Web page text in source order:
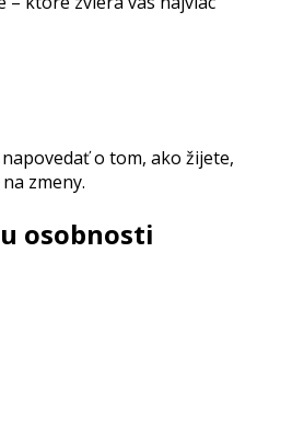
o tom, ako žijete,
zmeny.
osobnosti